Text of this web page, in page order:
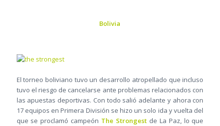
Bolivia
El torneo boliviano tuvo un desarrollo atropellado que incluso
tuvo el riesgo de cancelarse ante problemas relacionados con
las apuestas deportivas. Con todo salió adelante y ahora con
17 equipos en Primera División se hizo un solo ida y vuelta del
que se proclamó campeón The Strongest de La Paz, lo que